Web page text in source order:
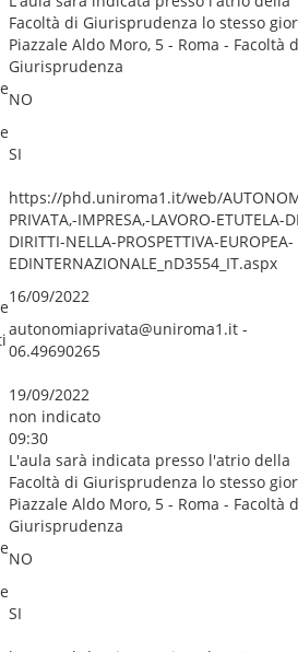
Facoltà di Giurisprudenza lo stesso
Piazzale Aldo Moro, 5 - Roma - Facoltà
Giurisprudenza
NO
SI
https://phd.uniroma1.it/web/
PRIVATA,-IMPRESA,-LAVORO-ETUTELA-
DIRITTI-NELLA-PROSPETTIVA-EUROPEA-
EDINTERNAZIONALE_nD3554_IT.aspx
16/09/2022
autonomiaprivata@uniroma1.it -
06.49690265
19/09/2022
non indicato
09:30
L'aula sarà indicata presso l'atrio della
Facoltà di Giurisprudenza lo stesso
Piazzale Aldo Moro, 5 - Roma - Facoltà
Giurisprudenza
NO
SI